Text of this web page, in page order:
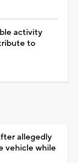
activity
to
allegedly
vehicle while